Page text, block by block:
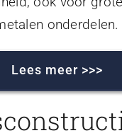
onderdelen.
Lees meer >>>